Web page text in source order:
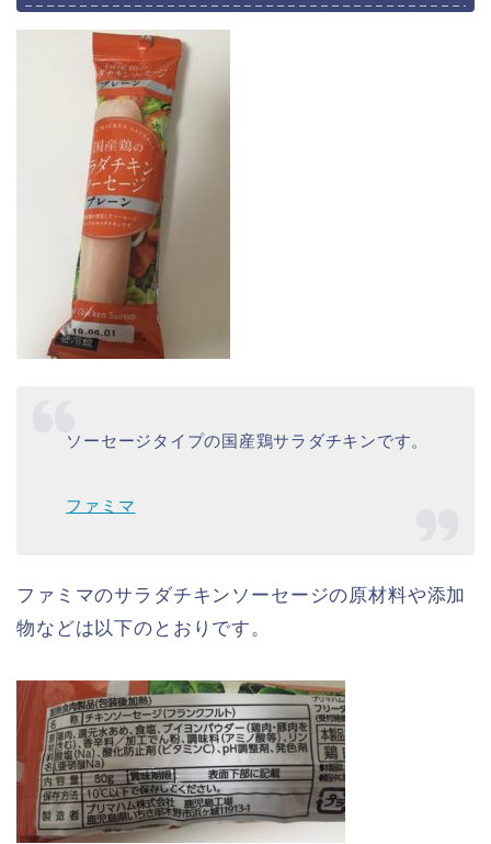
ソーセージタイプの国産鶏サラダチキンです。
ファミマ
ファミマのサラダチキンソーセージの原材料や添加
物などは以下のとおりです。